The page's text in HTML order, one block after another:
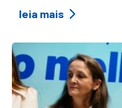
leia mais